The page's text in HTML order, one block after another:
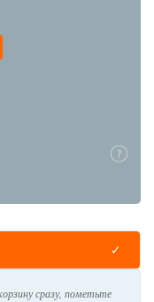
сразу, пометьте